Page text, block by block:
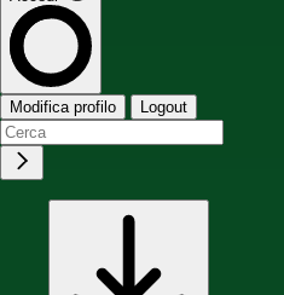
Modifica profilo Logout